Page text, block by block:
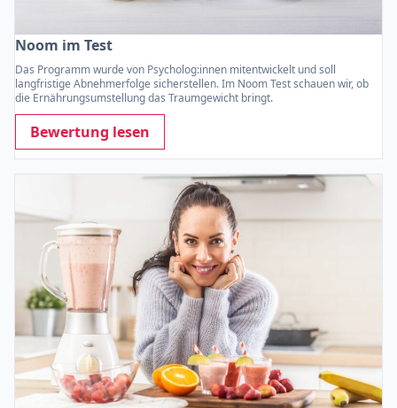
Noom im Test
Das Programm wurde von Psycholog:innen mitentwickelt und soll
langfristige Abnehmerfolge sicherstellen. Im Noom Test schauen wir, ob
die Ernährungsumstellung das Traumgewicht bringt.
Bewertung lesen